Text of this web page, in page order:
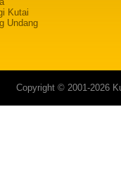
Kutai
Undang
Copyright © 2001-2026